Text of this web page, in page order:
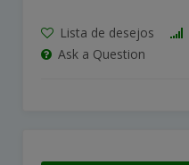
Lista de desejos
Ask a Question